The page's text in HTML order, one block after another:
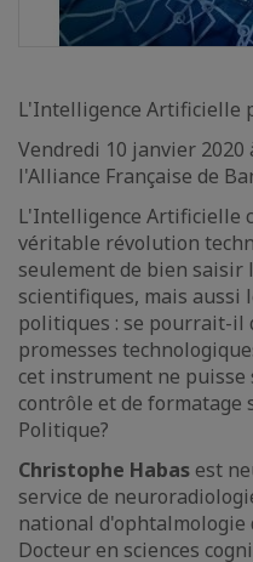
L'Intelligence Artificielle
Vendredi 10 janvier 2020
l'Alliance Française de
L'Intelligence Artificielle
véritable révolution
seulement de bien
scientifiques, mais aussi
politiques : se pourrait-il
promesses
cet instrument ne puisse
contrôle et de formatage
Politique?
Christophe Habas est
service de
national d'ophtalmologie
Docteur en sciences